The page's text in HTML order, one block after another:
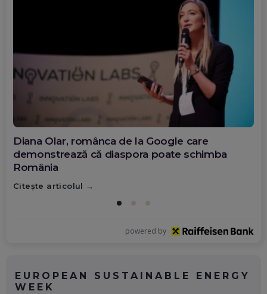
Diana Olar, românca de la Google care
demonstrează că diaspora poate schimba
România
Citește articolul
powered by
EUROPEAN SUSTAINABLE ENERGY
WEEK